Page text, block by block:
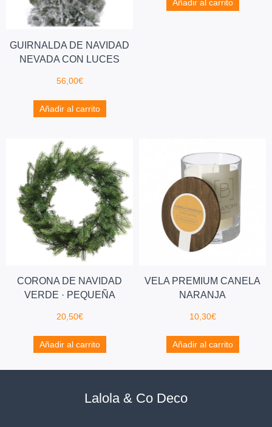
GUIRNALDA DE NAVIDAD
NEVADA CON LUCES
56,00€
Añadir al carrito
Añadir al carrito
CORONA DE NAVIDAD
VERDE · PEQUEÑA
20,50€
Añadir al carrito
VELA PREMIUM CANELA
NARANJA
10,30€
Añadir al carrito
Lalola & Co Deco